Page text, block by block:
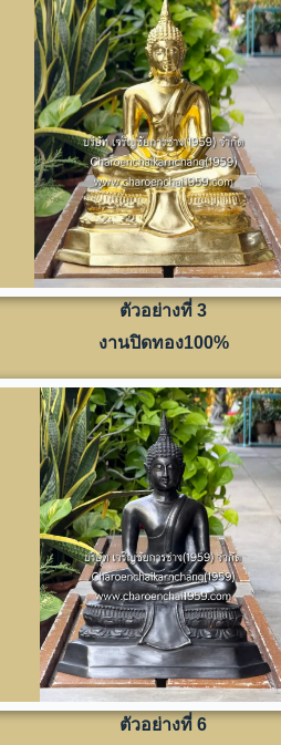
ตัวอย่างที่ 3
งานปิดทอง100%
ตัวอย่างที่ 6